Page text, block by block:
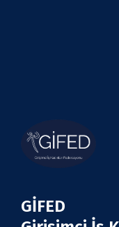
GİFED